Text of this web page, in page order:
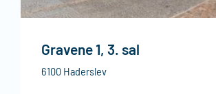
Gravene 1, 3. sal
6100 Haderslev